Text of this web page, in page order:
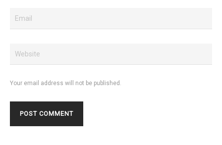
Your email address will not be published.